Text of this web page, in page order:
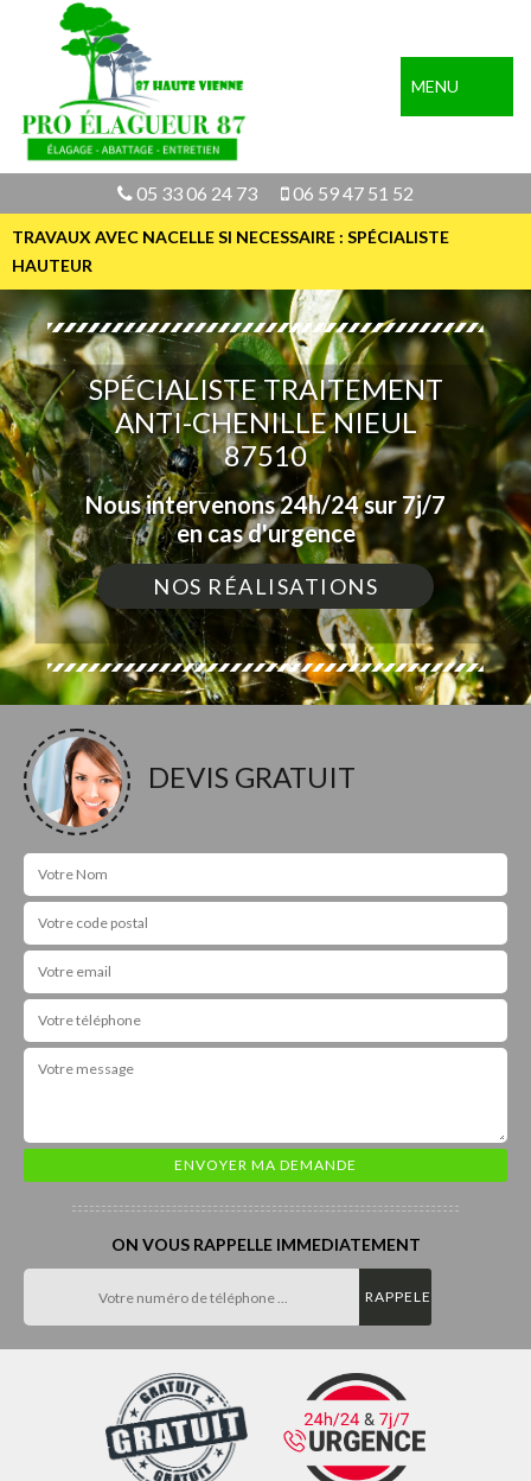
MENU
05 33 06 24 73 06 59 47 51 52
TRAVAUX AVEC NACELLE SI NECESSAIRE : SPÉCIALISTE
HAUTEUR
SPÉCIALISTE TRAITEMENT
ANTI-CHENILLE NIEUL
87510
Nous intervenons 24h/24 sur 7j/7
en cas d'urgence
NOS RÉALISATIONS
DEVIS GRATUIT
ON VOUS RAPPELLE IMMEDIATEMENT